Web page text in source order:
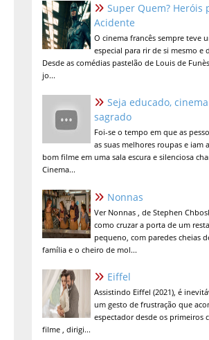
Super Quem? Heróis
Acidente
O cinema francês sempre teve
especial para rir de si mesmo e
Desde as comédias pastelão de Louis de
jo...
Seja educado,
sagrado
Foi-se o tempo em que as
as suas melhores roupas e iam
bom filme em uma sala escura e silenciosa
Cinema...
Nonnas
Ver Nonnas , de Stephen
como cruzar a porta de um
pequeno, com paredes cheias
família e o cheiro de mol...
Eiffel
Assistindo Eiffel (2021), é
um gesto de frustração que
espectador desde os primeiros
filme , dirigi...